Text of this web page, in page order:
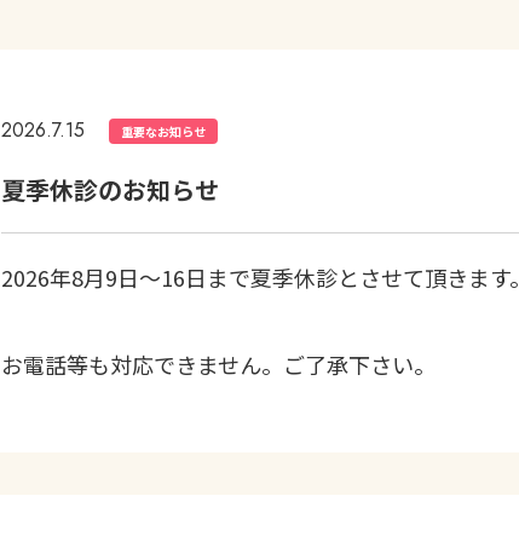
2026.7.15 重要なお知らせ
夏季休診のお知らせ
2026年8月9日～16日まで夏季休診とさせて頂きます。
お電話等も対応できません。ご了承下さい。